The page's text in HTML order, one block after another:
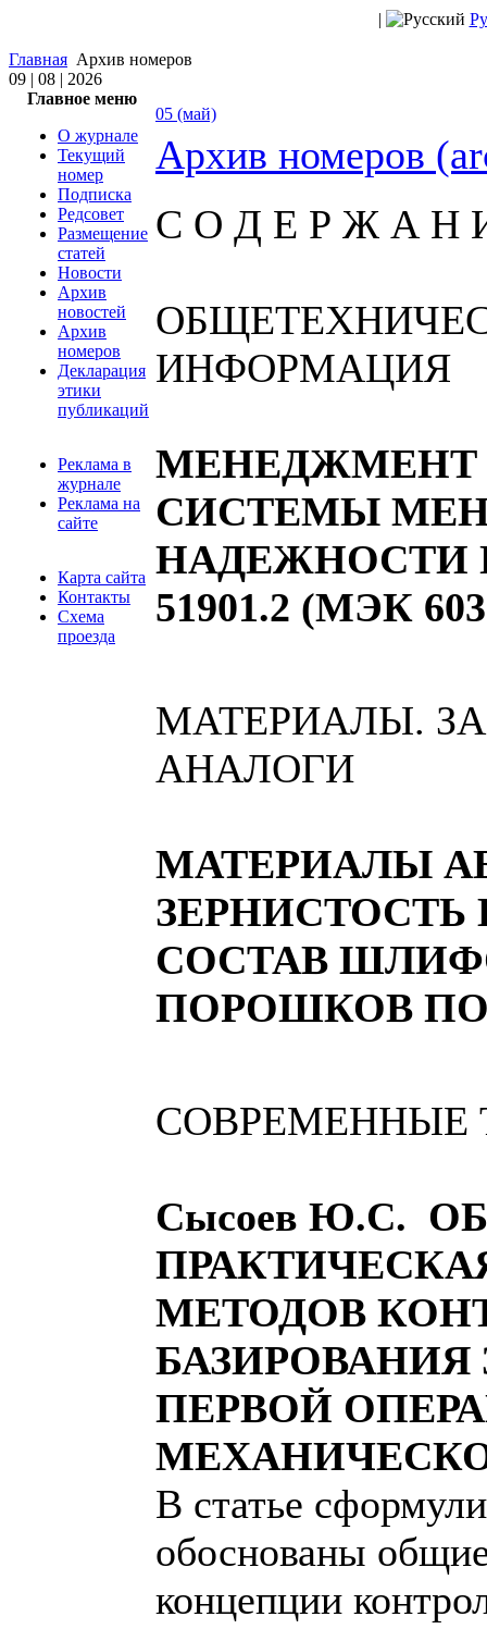
|
Главная Архив номеров
09 | 08 | 2026
Главное меню
О журнале
Текущий
номер
Подписка
Редсовет
Размещение
статей
Новости
Архив
новостей
Архив
номеров
Декларация
этики
публикаций
Реклама в
журнале
Реклама на
сайте
Карта сайта
Контакты
Схема
проезда
05 (май)
Архив номеров
С О Д Е Р Ж А Н
ИНФОРМАЦИЯ
МЕНЕДЖМЕНТ
СИСТЕМЫ
НАДЕЖНОСТИ
51901.2 (МЭК
МАТЕРИАЛЫ.
АНАЛОГИ
МАТЕРИАЛЫ
ЗЕРНИСТОСТЬ
СОСТАВ
ПОРОШКОВ ПО
СОВРЕМЕННЫЕ
Сысоев Ю.С.
МЕТОДОВ
БАЗИРОВАНИЯ
ПЕРВОЙ
В статье
обоснованы
концепции